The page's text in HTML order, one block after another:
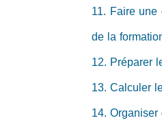
11. Faire
de la
12. Préparer
13. Calculer
14.